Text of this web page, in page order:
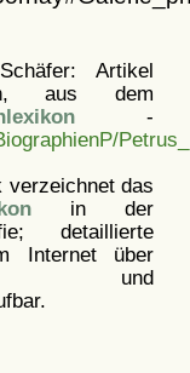
Artikel
aus dem
-
verzeichnet das
in der
detaillierte
Internet über